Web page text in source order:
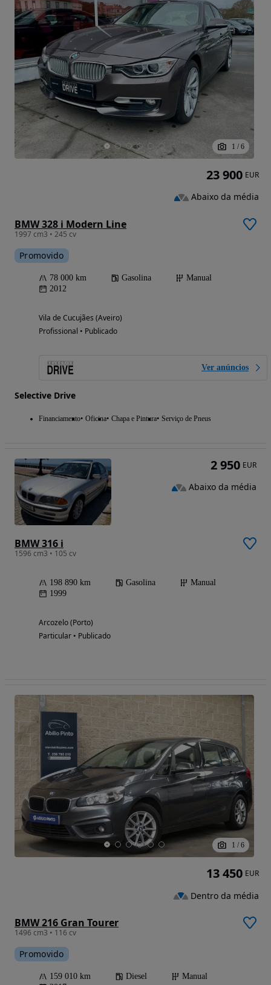
1 / 6
BMW 328 i Modern Line
1997 cm3 • 245 cv
Promovido
78 000 km Gasolina
Manual
2012
Vila de Cucujães (Aveiro)
Profissional • Publicado
Ver anúncios
Selective Drive
Financiamento Oficina Chapa e Pintura Serviço de Pneus
23 900 EUR
Abaixo da média
BMW 316 i
1596 cm3 • 105 cv
198 890 km Gasolina
Manual
1999
Arcozelo (Porto)
Particular • Publicado
2 950 EUR
Abaixo da média
1 / 6
BMW 216 Gran Tourer
1496 cm3 • 116 cv
Promovido
159 010 km Diesel
Manual
13 450 EUR
Dentro da média